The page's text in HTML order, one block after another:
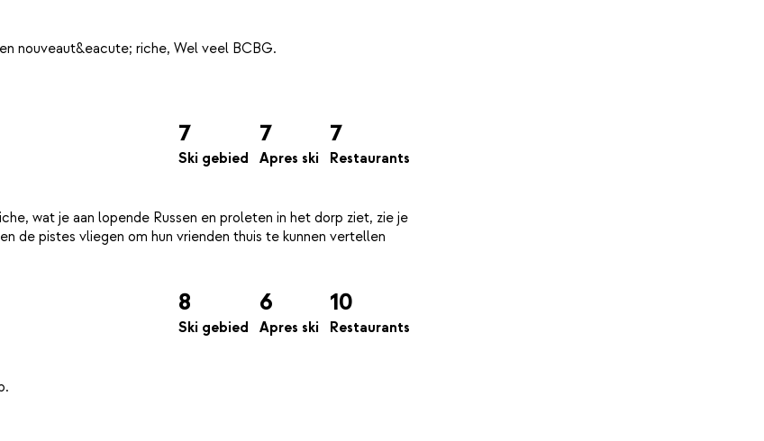
nouveaut&eacute; riche, Wel veel BCBG.
7
Ski gebied
7
Apres ski
7
Restaurants
wat je aan lopende Russen en proleten in het dorp ziet, zie je
de pistes vliegen om hun vrienden thuis te kunnen vertellen
8
Ski gebied
6
Apres ski
10
Restaurants